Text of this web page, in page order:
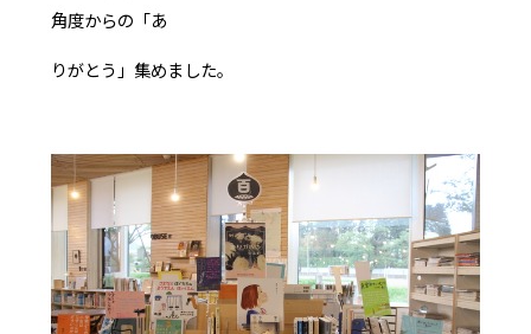
角度からの「あ
りがとう」集めました。